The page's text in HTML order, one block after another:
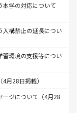
本学の対応について
入構禁止の延長につい
習環境の支援等につい
月28日掲載）
ージについて（4月28